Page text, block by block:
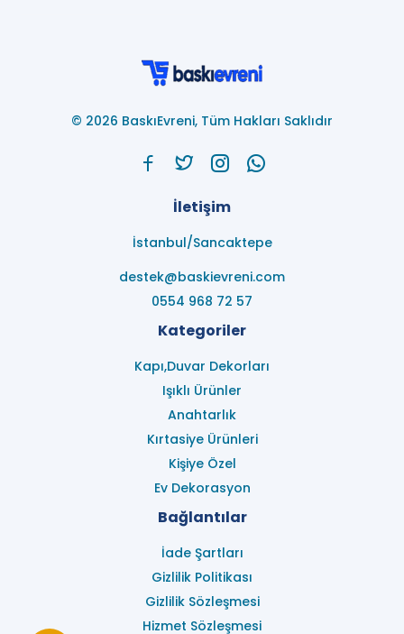
© 2026 BaskıEvreni, Tüm Hakları Saklıdır
İletişim
İstanbul/Sancaktepe
destek@baskievreni.com
0554 968 72 57
Kategoriler
Kapı,Duvar Dekorları
Işıklı Ürünler
Anahtarlık
Kırtasiye Ürünleri
Kişiye Özel
Ev Dekorasyon
Bağlantılar
İade Şartları
Gizlilik Politikası
Gizlilik Sözleşmesi
Hizmet Sözleşmesi